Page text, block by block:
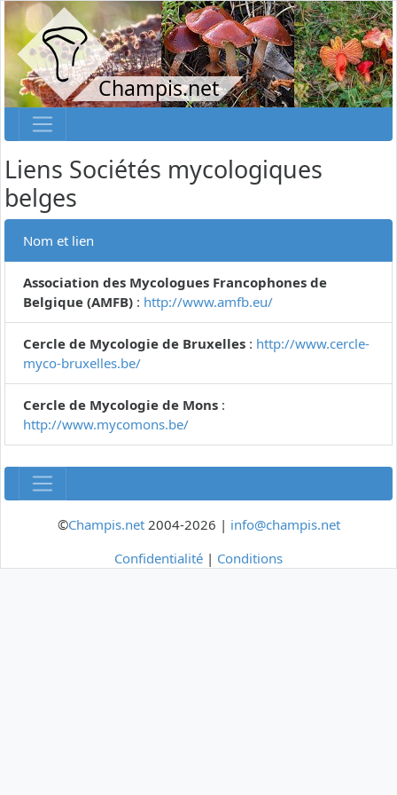
Champis.net
Liens Sociétés mycologiques
belges
Nom et lien
Association des Mycologues Francophones de
Belgique (AMFB) : http://www.amfb.eu/
Cercle de Mycologie de Bruxelles : http://www.cercle-
myco-bruxelles.be/
Cercle de Mycologie de Mons :
http://www.mycomons.be/
©Champis.net2004-2026 | info@champis.net
Confidentialité | Conditions